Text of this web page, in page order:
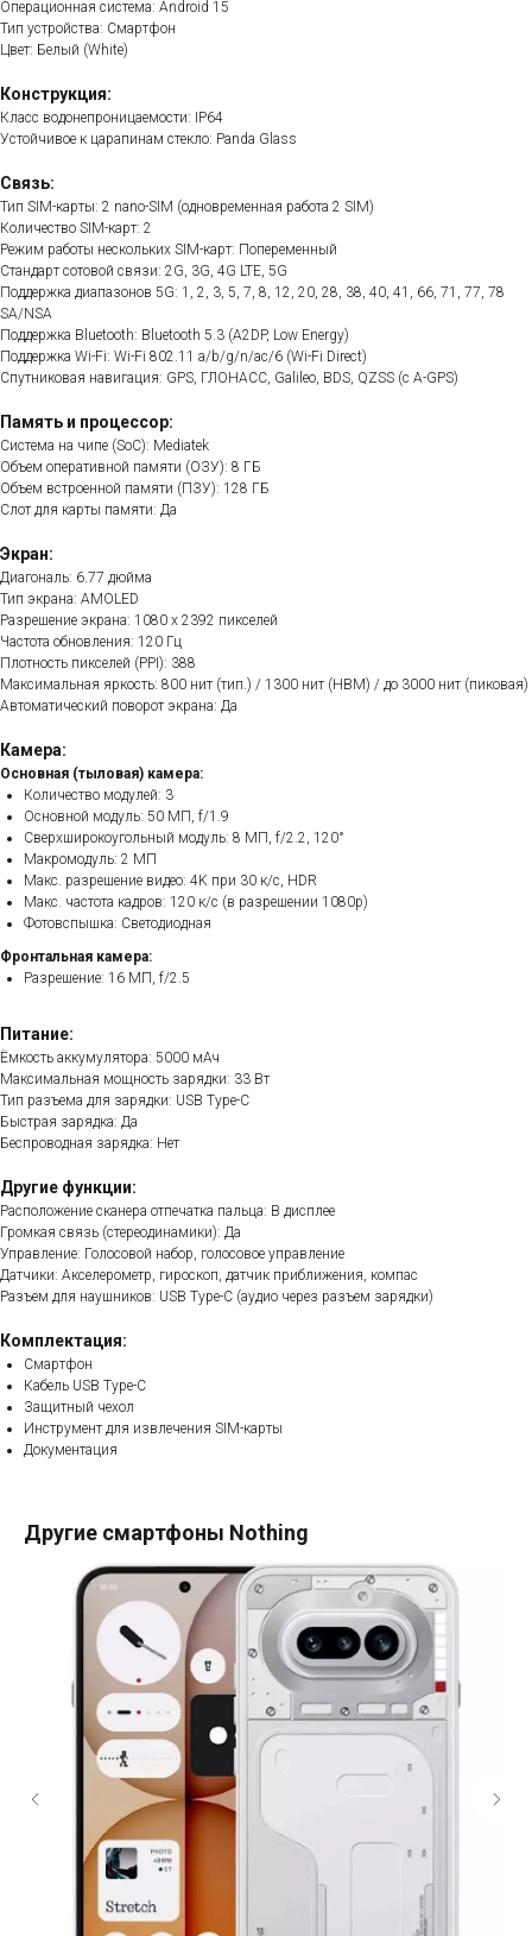
Операционная система: Android 15
Тип устройства: Смартфон
Цвет: Белый (White)
Конструкция:
Класс водонепроницаемости: IP64
Устойчивое к царапинам стекло: Panda Glass
Связь:
Тип SIM-карты: 2 nano-SIM (одновременная работа 2 SIM)
Количество SIM-карт: 2
Режим работы нескольких SIM-карт: Попеременный
Стандарт сотовой связи: 2G, 3G, 4G LTE, 5G
Поддержка диапазонов 5G: 1, 2, 3, 5, 7, 8, 12, 20, 28, 38, 40, 41, 66, 71, 77, 78
SA/NSA
Поддержка Bluetooth: Bluetooth 5.3 (A2DP, Low Energy)
Поддержка Wi-Fi: Wi-Fi 802.11 a/b/g/n/ac/6 (Wi-Fi Direct)
Спутниковая навигация: GPS, ГЛОНАСС, Galileo, BDS, QZSS (с A-GPS)
Память и процессор:
Система на чипе (SoC): Mediatek
Объем оперативной памяти (ОЗУ): 8 ГБ
Объем встроенной памяти (ПЗУ): 128 ГБ
Слот для карты памяти: Да
Экран:
Диагональ: 6.77 дюйма
Тип экрана: AMOLED
Разрешение экрана: 1080 x 2392 пикселей
Частота обновления: 120 Гц
Плотность пикселей (PPI): 388
Максимальная яркость: 800 нит (тип.) / 1300 нит (HBM) / до 3000 нит (пиковая)
Автоматический поворот экрана: Да
Камера:
Основная (тыловая) камера:
Количество модулей: 3
Основной модуль: 50 МП, f/1.9
Сверхширокоугольный модуль: 8 МП, f/2.2, 120°
Макромодуль: 2 МП
Макс. разрешение видео: 4K при 30 к/с, HDR
Макс. частота кадров: 120 к/с (в разрешении 1080p)
Фотовспышка: Светодиодная
Фронтальная камера:
Разрешение: 16 МП, f/2.5
Питание:
Ёмкость аккумулятора: 5000 мАч
Максимальная мощность зарядки: 33 Вт
Тип разъема для зарядки: USB Type-C
Быстрая зарядка: Да
Беспроводная зарядка: Нет
Другие функции:
Расположение сканера отпечатка пальца: В дисплее
Громкая связь (стереодинамики): Да
Управление: Голосовой набор, голосовое управление
Датчики: Акселерометр, гироскоп, датчик приближения, компас
Разъем для наушников: USB Type-C (аудио через разъем зарядки)
Комплектация:
Смартфон
Кабель USB Type-C
Защитный чехол
Инструмент для извлечения SIM-карты
Документация
Другие смартфоны Nothing